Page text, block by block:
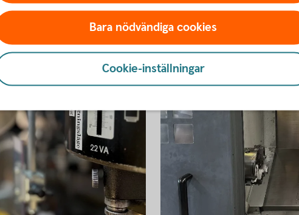
Bara nödvändiga cookies
Cookie-inställningar